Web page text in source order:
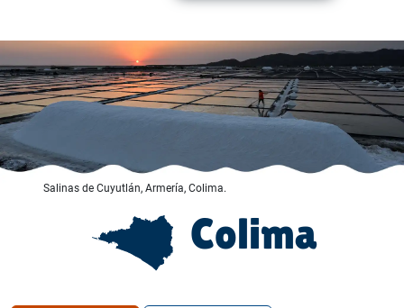
Salinas de Cuyutlán, Armería, Colima.
Colima